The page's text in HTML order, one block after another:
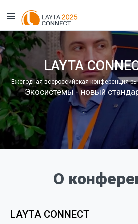
LAYTA
Ежегодная всероссийская конференция
Экосистемы - новый
О
LAYTA CONNECT